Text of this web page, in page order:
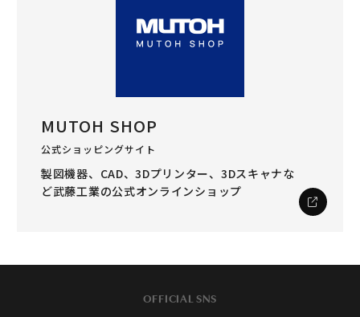
MUTOH SHOP
公式ショッピングサイト
製図機器、CAD、3Dプリンター、3Dスキャナな
ど武藤工業の公式オンラインショップ
OFFICIAL SNS